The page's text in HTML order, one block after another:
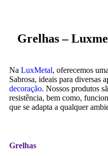
Grelhas –
Na LuxMetal, oferecemos
Sabrosa, ideais para diversas
decoração. Nossos produtos
resistência, bem como,
que se adapta a qualquer
Grelhas